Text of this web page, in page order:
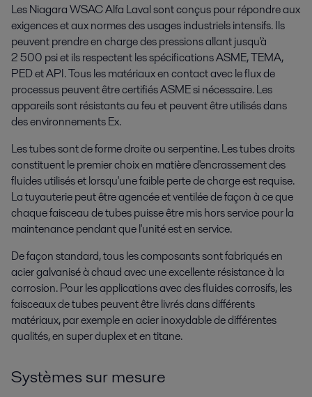
Les Niagara WSAC Alfa Laval sont conçus pour répondre aux
exigences et aux normes des usages industriels intensifs. Ils
peuvent prendre en charge des pressions allant jusqu'à
2 500 psi et ils respectent les spécifications ASME, TEMA,
PED et API. Tous les matériaux en contact avec le flux de
processus peuvent être certifiés ASME si nécessaire. Les
appareils sont résistants au feu et peuvent être utilisés dans
des environnements Ex.
Les tubes sont de forme droite ou serpentine. Les tubes droits
constituent le premier choix en matière d'encrassement des
fluides utilisés et lorsqu'une faible perte de charge est requise.
La tuyauterie peut être agencée et ventilée de façon à ce que
chaque faisceau de tubes puisse être mis hors service pour la
maintenance pendant que l'unité est en service.
De façon standard, tous les composants sont fabriqués en
acier galvanisé à chaud avec une excellente résistance à la
corrosion. Pour les applications avec des fluides corrosifs, les
faisceaux de tubes peuvent être livrés dans différents
matériaux, par exemple en acier inoxydable de différentes
qualités, en super duplex et en titane.
Systèmes sur mesure